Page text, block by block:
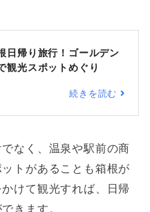
日帰り旅行！ゴールデン
観光スポットめぐり
続きを読む
なく、温泉や駅前の商
トがあることも箱根が
けて観光すれば、日帰
きます。